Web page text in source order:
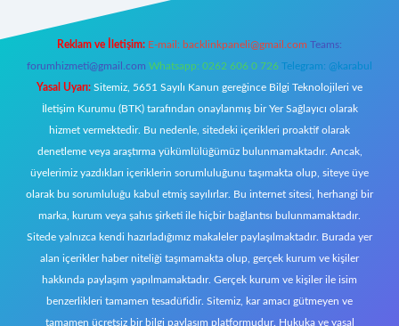
Reklam ve İletişim: E-mail: backlinkpaneli@gmail.com Teams:
forumhizmeti@gmail.com Whatsapp: 0262 606 0 726 Telegram: @karabul
Yasal Uyarı: Sitemiz, 5651 Sayılı Kanun gereğince Bilgi Teknolojileri ve
İletişim Kurumu (BTK) tarafından onaylanmış bir Yer Sağlayıcı olarak
hizmet vermektedir. Bu nedenle, sitedeki içerikleri proaktif olarak
denetleme veya araştırma yükümlülüğümüz bulunmamaktadır. Ancak,
üyelerimiz yazdıkları içeriklerin sorumluluğunu taşımakta olup, siteye üye
olarak bu sorumluluğu kabul etmiş sayılırlar. Bu internet sitesi, herhangi bir
marka, kurum veya şahıs şirketi ile hiçbir bağlantısı bulunmamaktadır.
Sitede yalnızca kendi hazırladığımız makaleler paylaşılmaktadır. Burada yer
alan içerikler haber niteliği taşımamakta olup, gerçek kurum ve kişiler
hakkında paylaşım yapılmamaktadır. Gerçek kurum ve kişiler ile isim
benzerlikleri tamamen tesadüfidir. Sitemiz, kar amacı gütmeyen ve
tamamen ücretsiz bir bilgi paylaşım platformudur. Hukuka ve yasal